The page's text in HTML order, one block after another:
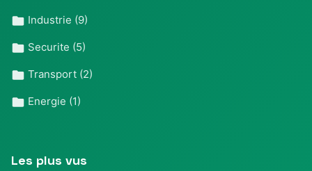
Industrie (9)
Securite (5)
Transport (2)
Energie (1)
Les plus vus